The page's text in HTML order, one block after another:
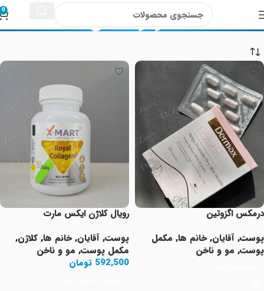
0 مو و ناخن
درمکس اگزوتین
پوست, آقایان,خانم ها, مکمل
پوست, مو و ناخن
رویال کلاژن ایکس مارت
پوست, آقایان,خانم ها, کلاژن,
مکمل پوست, مو و ناخن
592,500 تومان